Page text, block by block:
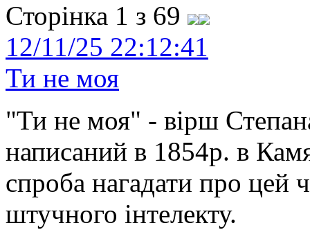
Сторінка 1 з 69
12/11/25 22:12:41
Ти не моя
"Ти не моя" - вірш
написаний в 1854р. в
спроба нагадати про цей
штучного інтелекту.